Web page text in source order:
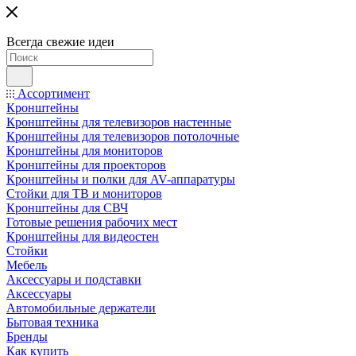
Всегда свежие идеи
Ассортимент
Кронштейны
Кронштейны для телевизоров настенные
Кронштейны для телевизоров потолочные
Кронштейны для мониторов
Кронштейны для проекторов
Кронштейны и полки для AV-аппаратуры
Стойки для ТВ и мониторов
Кронштейны для СВЧ
Готовые решения рабочих мест
Кронштейны для видеостен
Стойки
Мебель
Аксессуары и подставки
Аксессуары
Автомобильные держатели
Бытовая техника
Бренды
Как купить